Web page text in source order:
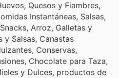
Quesos y Fiambres,
Instantáneas, Salsas,
Arroz, Galletas y
y Salsas, Canastas
Conservas,
Chocolate para Taza,
y Dulces, productos de